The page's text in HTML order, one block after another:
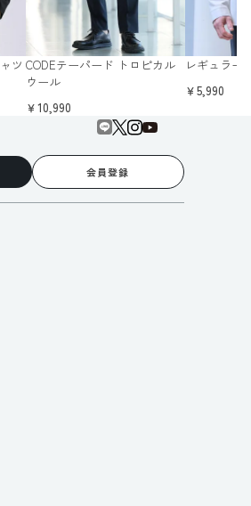
ツ CODEテーパード トロピカル
ウール
￥10,990
レギュラー
￥5,990
会員登録